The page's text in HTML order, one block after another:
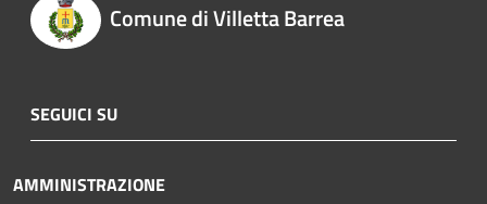
Comune di Villetta Barrea
SEGUICI SU
AMMINISTRAZIONE